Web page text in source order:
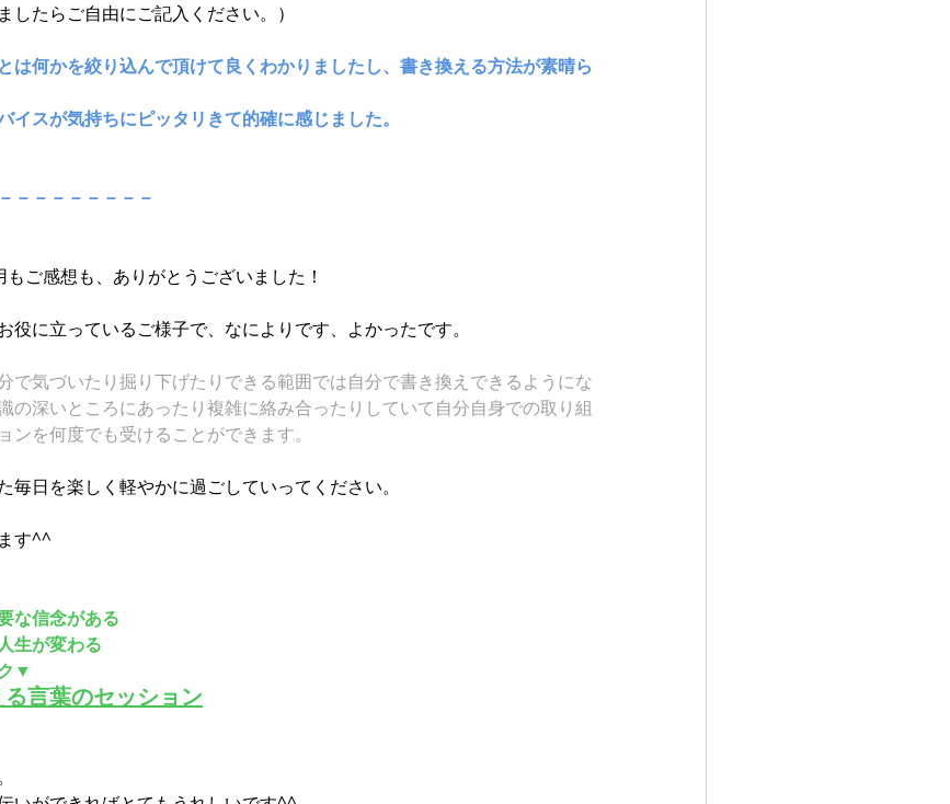
したらご自由にご記入ください。）
は何かを絞り込んで頂けて良くわかりましたし、書き換える方法が素晴ら
イスが気持ちにピッタリきて的確に感じました。
－－－－－－－－
ご感想も、ありがとうございました！
役に立っているご様子で、なによりです、よかったです。
で気づいたり掘り下げたりできる範囲では自分で書き換えできるようにな
の深いところにあったり複雑に絡み合ったりしていて自分自身での取り組
を何度でも受けることができます。
毎日を楽しく軽やかに過ごしていってください。
す^^
な信念がある
生が変わる
▼
言葉のセッション